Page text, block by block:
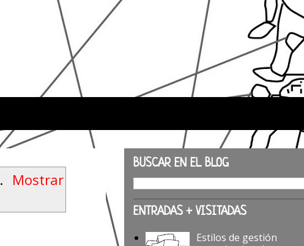
. Mostrar
BUSCAR EN EL BLOG
ENTRADAS + VISITADAS
Estilos de gestión